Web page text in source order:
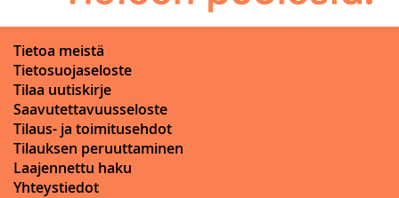
Tietoa meistä
Tietosuojaseloste
Tilaa uutiskirje
Saavutettavuusseloste
Tilaus- ja toimitusehdot
Tilauksen peruuttaminen
Laajennettu haku
Yhteystiedot